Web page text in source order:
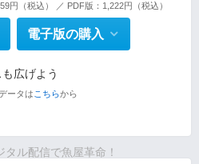
円（税込） ／ PDF版：1,222円（税込）
電子版の購入
広げよう
ータは こちらから
タル配信で魚屋革命！